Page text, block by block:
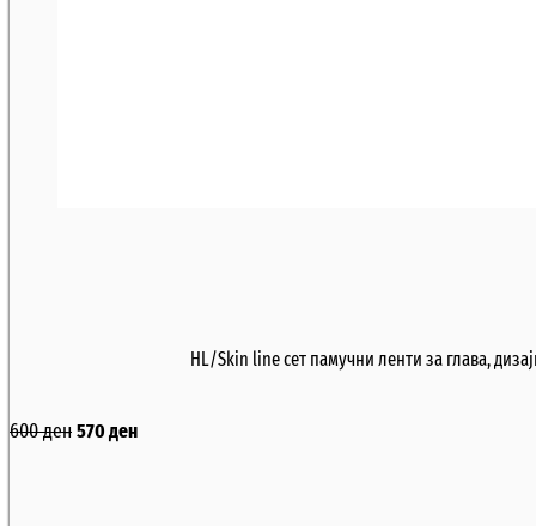
HL/Skin line сет памучни ленти за глава,
600ден570ден